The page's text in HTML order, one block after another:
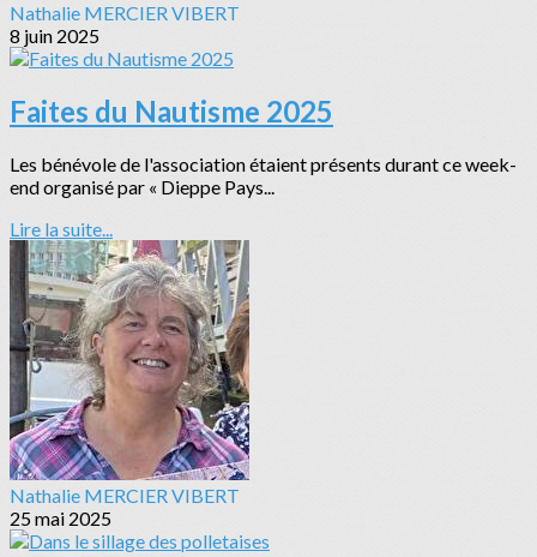
Nathalie MERCIER VIBERT
8 juin 2025
Faites du Nautisme 2025
Les bénévole de l'association étaient présents durant ce week-
end organisé par « Dieppe Pays...
Lire la suite...
Nathalie MERCIER VIBERT
25 mai 2025